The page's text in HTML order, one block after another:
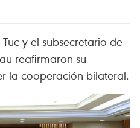
y el subsecretario de
reafirmaron su
la cooperación bilateral.